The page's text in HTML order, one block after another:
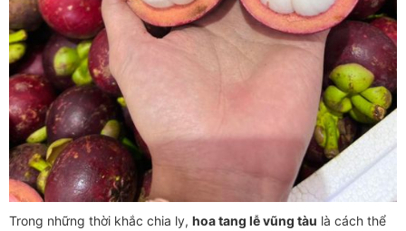
Trong những thời khắc chia ly, hoa tang lễ vũng tàu là cách thể